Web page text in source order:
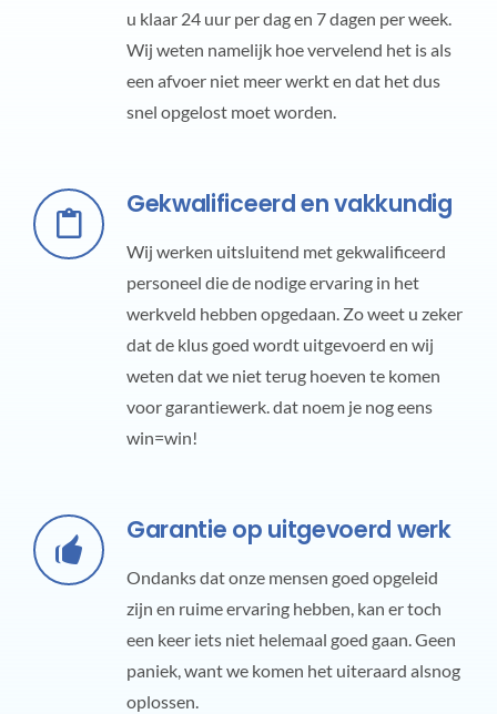
u klaar 24 uur per dag en 7 dagen per week.
Wij weten namelijk hoe vervelend het is als
een afvoer niet meer werkt en dat het dus
snel opgelost moet worden.
Gekwalificeerd en vakkundig
Wij werken uitsluitend met gekwalificeerd
personeel die de nodige ervaring in het
werkveld hebben opgedaan. Zo weet u zeker
dat de klus goed wordt uitgevoerd en wij
weten dat we niet terug hoeven te komen
voor garantiewerk. dat noem je nog eens
win=win!
Garantie op uitgevoerd werk
Ondanks dat onze mensen goed opgeleid
zijn en ruime ervaring hebben, kan er toch
een keer iets niet helemaal goed gaan. Geen
paniek, want we komen het uiteraard alsnog
oplossen.